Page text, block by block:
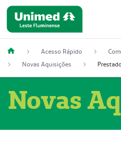
Acesso Rápido
Novas Aquisições
Novas